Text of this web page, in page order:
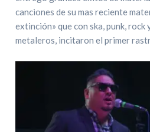
canciones de su mas reciente
extinción» que con ska, punk,
metaleros, incitaron el primer